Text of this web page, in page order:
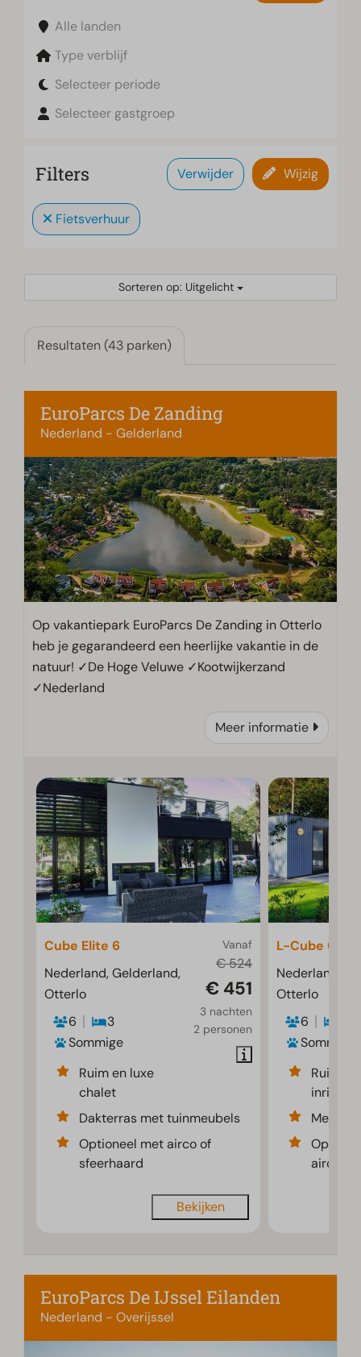
Alle landen
Type verblijf
Selecteer periode
Selecteer gastgroep
Filters Verwijder Wijzig
Fietsverhuur
Sorteren op: Uitgelicht
Resultaten (43 parken)
EuroParcs De Zanding
Nederland - Gelderland
Op vakantiepark EuroParcs De Zanding in Otterlo
heb je gegarandeerd een heerlijke vakantie in de
natuur! ✓De Hoge Veluwe ✓Kootwijkerzand
✓Nederland
Meer informatie
Vanaf
€ 524
€ 451
3 nachten
2 personen
Cube Elite 6
Nederland, Gelderland,
Otterlo
6
3
Sommige
Ruim en luxe
chalet
Dakterras met tuinmeubels
Optioneel met airco of
sfeerhaard
Bekijken
L-Cube 6
Nederland,
Otterlo
6
Sommige
Ruime
Met
airco
EuroParcs De IJssel Eilanden
Nederland - Overijssel